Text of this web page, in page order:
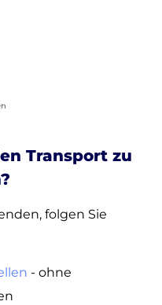
Transport zu
folgen Sie
- ohne